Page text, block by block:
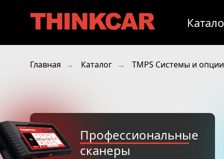
Главная → Каталог → TMPS Системы и опции
Профессиональные
сканеры